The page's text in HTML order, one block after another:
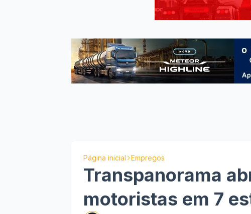
Página inicial Empregos
Transpanorama
motoristas em 7